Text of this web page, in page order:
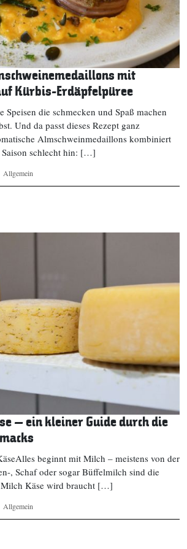
mit
Kürbis-Erdäpfelpüree
Speisen die schmecken und Spaß machen
Und da passt dieses Rezept ganz
Almschweinmedaillons kombiniert
Saison schlecht hin: […]
Allgemein
– ein kleiner Guide durch die
beginnt mit Milch – meistens von der
, Schaf oder sogar Büffelmilch sind die
Milch Käse wird braucht […]
Allgemein